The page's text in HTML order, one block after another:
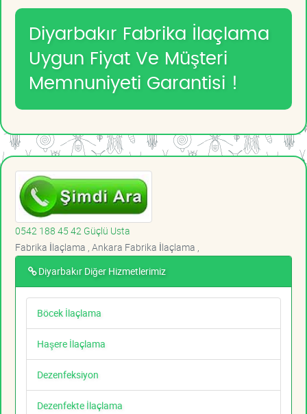
Diyarbakır Fabrika İlaçlama
Uygun Fiyat Ve Müşteri
Memnuniyeti Garantisi !
0542 188 45 42 Güçlü Usta
Fabrika İlaçlama , Ankara Fabrika İlaçlama ,
Diyarbakır Diğer Hizmetlerimiz
Böcek İlaçlama
Haşere İlaçlama
Dezenfeksiyon
Dezenfekte İlaçlama